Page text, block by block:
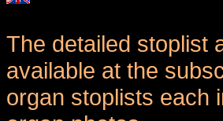
The detailed stoplist
available at the
organ stoplists each